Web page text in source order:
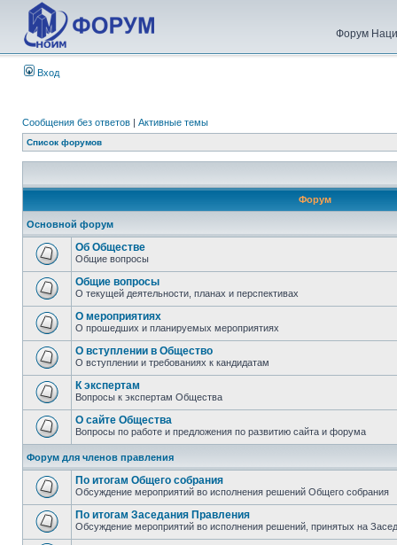
Форум
Вход
Сообщения без ответов | Активные темы
Список форумов
Форум
Основной форум
Об Обществе
Общие вопросы
Общие вопросы
О текущей деятельности, планах и перспективах
О мероприятиях
О прошедших и планируемых мероприятиях
О вступлении в Общество
О вступлении и требованиях к кандидатам
К экспертам
Вопросы к экспертам Общества
О сайте Общества
Вопросы по работе и предложения по развитию сайта и форума
Форум для членов правления
По итогам Общего собрания
Обсуждение мероприятий во исполнения решений Общего собрания
По итогам Заседания Правления
Обсуждение мероприятий во исполнения решений, принятых на